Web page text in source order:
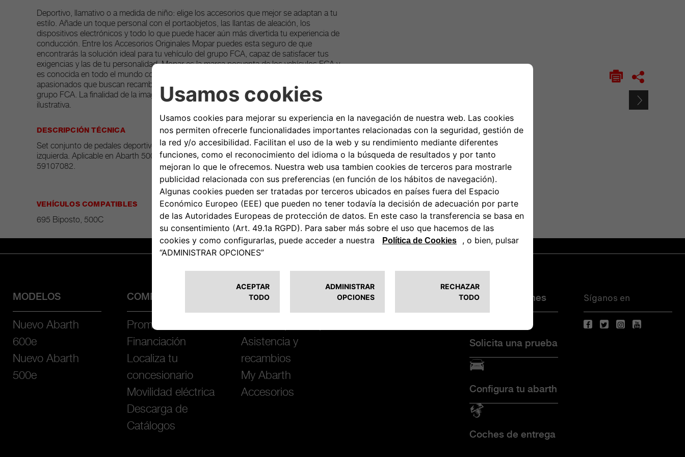
Deportivo, llamativo o a medida de niño: elige los accesorios que mejor se adaptan a tu
estilo. Añade un toque personal con el portaobjetos, las llantas de aleación, los
dispositivos electrónicos y todo lo que puede hacer aún más divertida tu experiencia de
conducción. Entre los Accesorios Originales Mopar puedes esta seguro de que
encontrarás la solución ideal para tu vehículo del grupo FCA, capaz de satisfacer tus
exigencias y las de tu personalidad. Mopar es la marca posventa de los vehículos FCA y
es conocida en todo el mundo como punto de referencia para los propietarios y los
apasionados que buscan recambios y accesorios originales para los vehículos del
grupo FCA. La finalidad de la imagen asociada al producto en venta es solo indicativa e
ilustrativa.
DESCRIPCIÓN TÉCNICA
Set conjunto de pedales deportivos cambio automático en aluminio para volante a la
izquierda. Aplicable en Abarth 500 (2012) y Nuevo Abarth 595 (2016). Cambio manual -
59107082.
VEHÍCULOS COMPATIBLES
695 Biposto, 500C
MODELOS
Nuevo Abarth
600e
Nuevo Abarth
500e
COMPRA
Promociones
Financiación
Localiza tu
concesionario
Movilidad eléctrica
Descarga de
Catálogos
CLIENTES
Asistencia y
recambios
My Abarth
Accesorios
MUNDO ABARTH Promociones
Solicita una prueba
Configura tu abarth
Coches de entrega
Síganos en